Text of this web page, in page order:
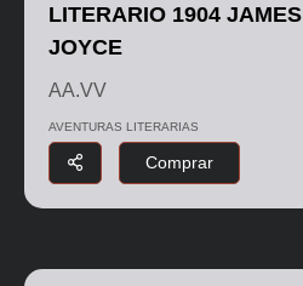
LITERARIO 1904 JAMES
JOYCE
AA.VV
AVENTURAS LITERARIAS
Comprar